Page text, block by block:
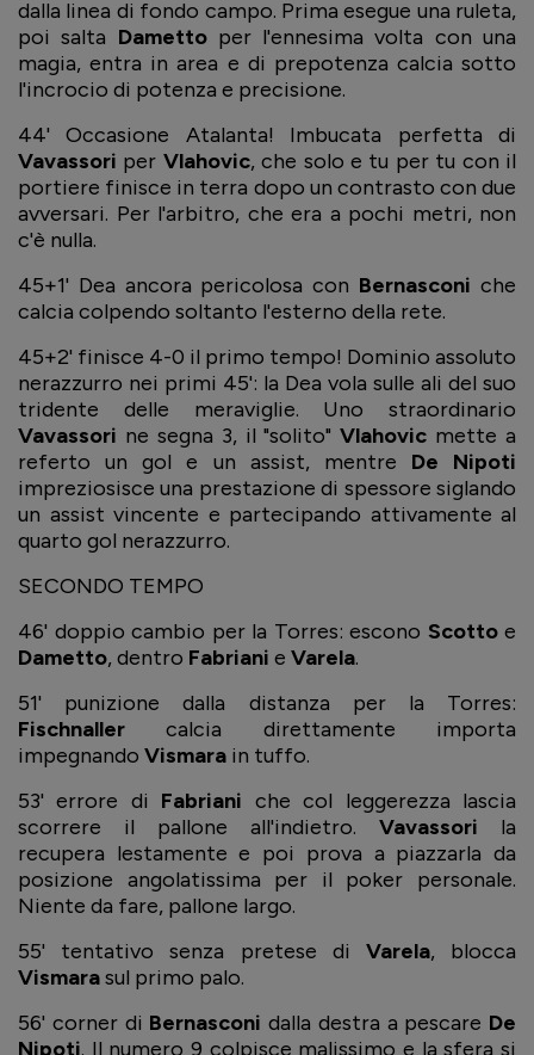
dalla linea di fondo campo. Prima esegue una ruleta,
poi salta Damettoper l'ennesima volta con una
magia, entra in area e di prepotenza calcia sotto
l'incrocio di potenza e precisione.
44' Occasione Atalanta! Imbucata perfetta di
Vavassori per Vlahovic, che solo e tu per tu con il
portiere finisce in terra dopo un contrasto con due
avversari. Per l'arbitro, che era a pochi metri, non
c'è nulla.
45+1' Dea ancora pericolosa con Bernasconi che
calcia colpendo soltanto l'esterno della rete.
45+2' finisce 4-0 il primo tempo! Dominio assoluto
nerazzurro nei primi 45': la Dea vola sulle ali del suo
tridente delle meraviglie. Uno straordinario
Vavassori ne segna 3, il "solito"Vlahovic mette a
referto un gol e un assist, mentre De Nipoti
impreziosisce una prestazione di spessore siglando
un assist vincente e partecipando attivamente al
quarto gol nerazzurro.
SECONDO TEMPO
46' doppio cambio per la Torres: escono Scottoe
Dametto, dentro Fabriani e Varela.
51' punizione dalla distanza per la Torres:
Fischnaller calcia direttamente importa
impegnando Vismara in tuffo.
53' errore di Fabriani che col leggerezza lascia
scorrere il pallone all'indietro. Vavassori la
recupera lestamente e poi prova a piazzarla da
posizione angolatissima per il poker personale.
Niente da fare, pallone largo.
55' tentativo senza pretese di Varela, blocca
Vismarasul primo palo.
56' corner di Bernasconi dalla destra a pescare De
Nipoti. Il numero 9 colpisce malissimo e la sfera si